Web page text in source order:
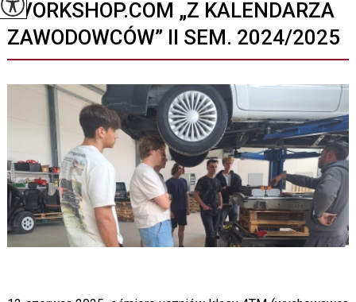
EVORKSHOP.COM „Z KALENDARZA
ZAWODOWCÓW” II SEM. 2024/2025